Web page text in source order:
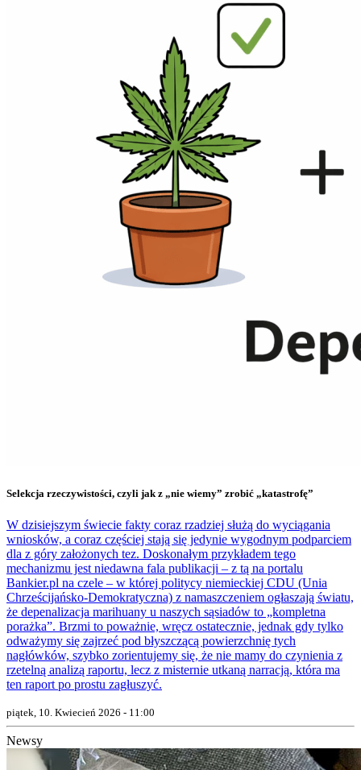
Selekcja rzeczywistości, czyli jak z „nie wiemy” zrobić „katastrofę”
W dzisiejszym świecie fakty coraz rzadziej służą do wyciągania
wniosków, a coraz częściej stają się jedynie wygodnym podparciem
dla z góry założonych tez. Doskonałym przykładem tego
mechanizmu jest niedawna fala publikacji – z tą na portalu
Bankier.pl na czele – w której politycy niemieckiej CDU (Unia
Chrześcijańsko-Demokratyczna) z namaszczeniem ogłaszają światu,
że depenalizacja marihuany u naszych sąsiadów to „kompletna
porażka”. Brzmi to poważnie, wręcz ostatecznie, jednak gdy tylko
odważymy się zajrzeć pod błyszczącą powierzchnię tych
nagłówków, szybko zorientujemy się, że nie mamy do czynienia z
rzetelną analizą raportu, lecz z misternie utkaną narracją, która ma
ten raport po prostu zagłuszyć.
piątek, 10. Kwiecień 2026 - 11:00
Newsy